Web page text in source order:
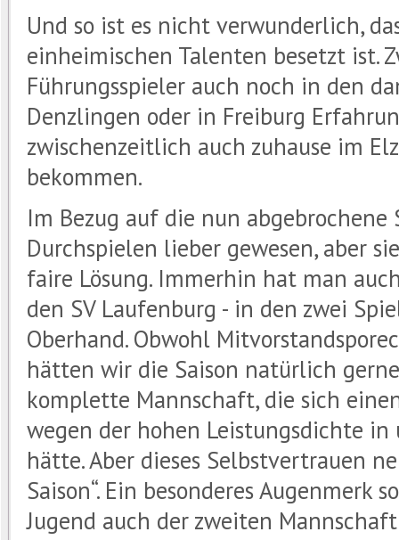
Und so ist es nicht verwunderlich,
einheimischen Talenten besetzt ist.
Führungsspieler auch noch in den
Denzlingen oder in Freiburg
zwischenzeitlich auch zuhause im
bekommen.
Im Bezug auf die nun
Durchspielen lieber gewesen, aber
faire Lösung. Immerhin hat man
den SV Laufenburg - in den zwei
Oberhand. Obwohl
hätten wir die Saison natürlich
komplette Mannschaft, die sich
wegen der hohen Leistungsdichte in
hätte. Aber dieses Selbstvertrauen
Saison“. Ein besonderes
Jugend auch der zweiten